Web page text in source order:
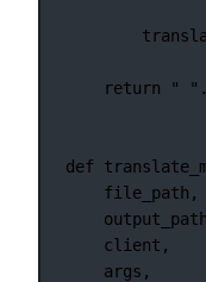
return " "
def
file_path,
client,
args,